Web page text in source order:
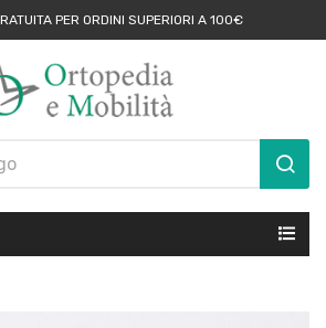
PER ORDINI SUPERIORI A 100€